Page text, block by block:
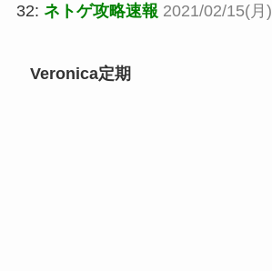
32: ネトゲ攻略速報 2021/02/15(月
Veronica定期